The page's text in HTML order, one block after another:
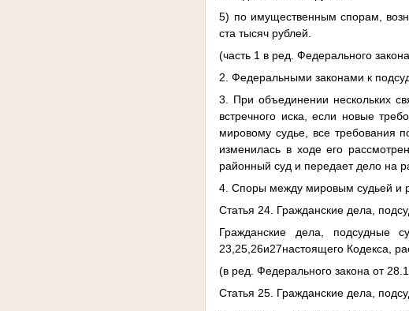
5) по имущественным спорам,
ста тысяч рублей.
(часть 1 в ред. Федерального
2. Федеральными законами к
3. При объединении нескольких
встречного иска, если новые
мировому судье, все требования
изменилась в ходе его
районный суд и передает дело на
4. Споры между мировым судьей и
Статья 24. Гражданские дела,
Гражданские дела, подсудные
23,25,26и27настоящего Кодекса,
(в ред. Федерального закона от
Статья 25. Гражданские дела,